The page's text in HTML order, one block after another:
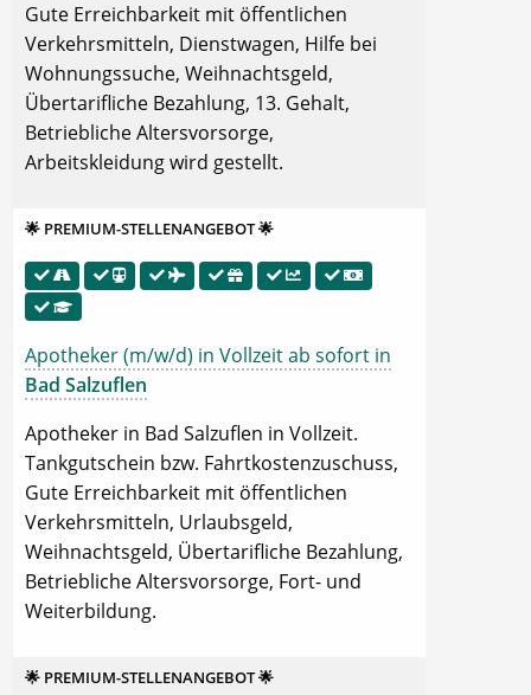
Gute Erreichbarkeit mit öffentlichen
Verkehrsmitteln, Dienstwagen, Hilfe bei
Wohnungssuche, Weihnachtsgeld,
Übertarifliche Bezahlung, 13. Gehalt,
Betriebliche Altersvorsorge,
Arbeitskleidung wird gestellt.
🌟 PREMIUM-STELLENANGEBOT 🌟
Apotheker (m/w/d) in Vollzeit ab sofort in
Bad Salzuflen
Apotheker in Bad Salzuflen in Vollzeit.
Tankgutschein bzw. Fahrtkostenzuschuss,
Gute Erreichbarkeit mit öffentlichen
Verkehrsmitteln, Urlaubsgeld,
Weihnachtsgeld, Übertarifliche Bezahlung,
Betriebliche Altersvorsorge, Fort- und
Weiterbildung.
🌟 PREMIUM-STELLENANGEBOT 🌟